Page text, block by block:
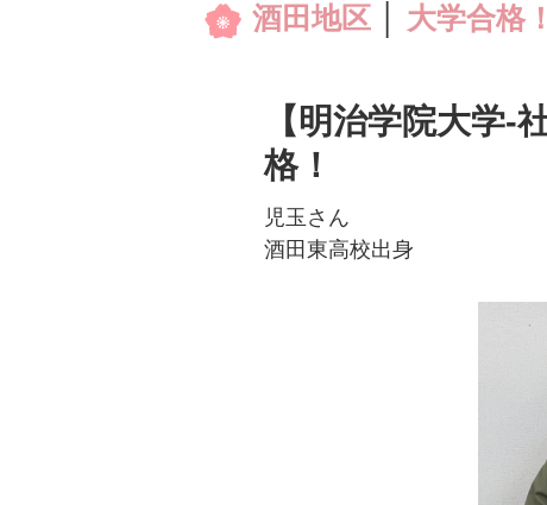
酒田地区 大学合格！
【明治学院大学
格！
児玉さん
酒田東高校出身